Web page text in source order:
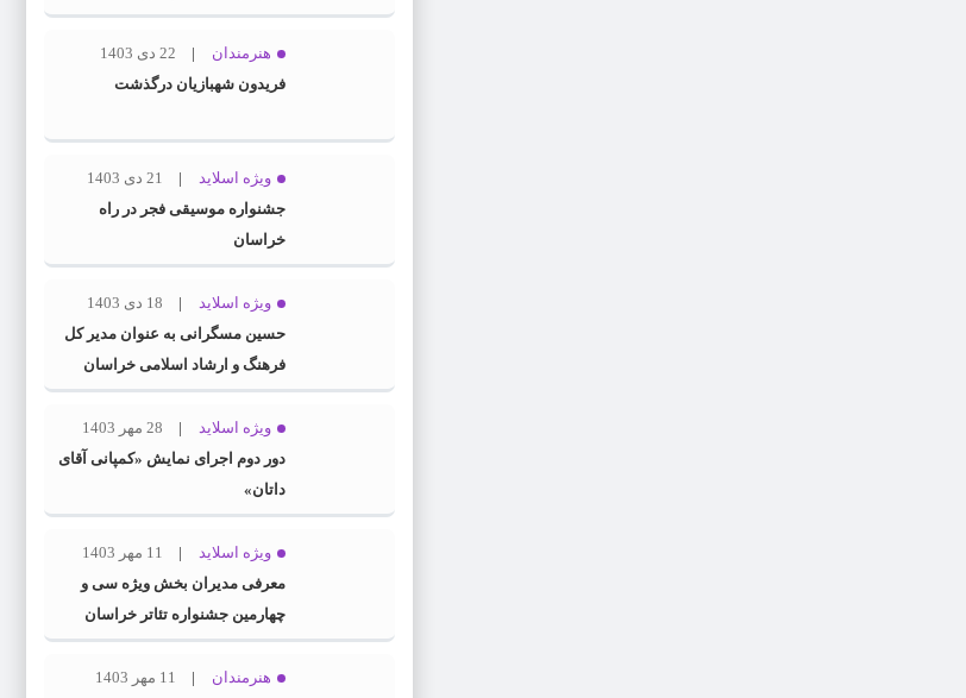
هنرمندان
22 دی 1403
فریدون شهبازیان درگذشت
ویژه اسلاید
21 دی 1403
جشنواره موسیقی فجر در راه
خراسان
ویژه اسلاید
18 دی 1403
حسین مسگرانی به عنوان مدیر کل
فرهنگ و ارشاد اسلامی خراسان
رضوی معرفی شد
ویژه اسلاید
28 مهر 1403
دور دوم اجرای نمایش «کمپانی آقای
داتان»
ویژه اسلاید
11 مهر 1403
معرفی مدیران بخش ویژه سی و
چهارمین جشنواره تئاتر خراسان
رضوی
هنرمندان
11 مهر 1403